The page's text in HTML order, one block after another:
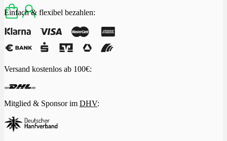
Einfach & flexibel bezahlen:
Versand kostenlos ab 100€:
Mitglied & Sponsor im DHV: